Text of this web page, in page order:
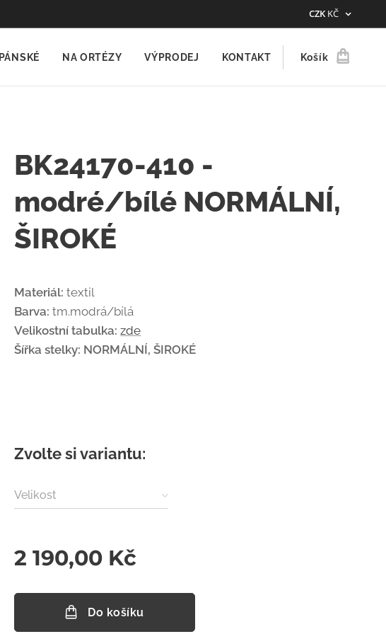
CZK KČ
PÁNSKÉ NA ORTÉZY VÝPRODEJ KONTAKT Košík
BK24170-410 -
modré/bílé NORMÁLNÍ,
ŠIROKÉ
Materiál: textil
Barva: tm.modrá/bílá
Velikostní tabulka:zde
Šířka stelky: NORMÁLNÍ, ŠIROKÉ
Zvolte si variantu:
Velikost
2 190,00 Kč
Do košíku